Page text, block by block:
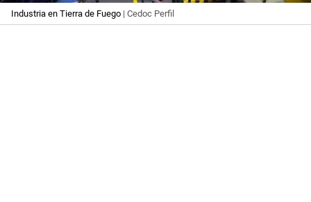
Industria en Tierra de Fuego | Cedoc Perfil